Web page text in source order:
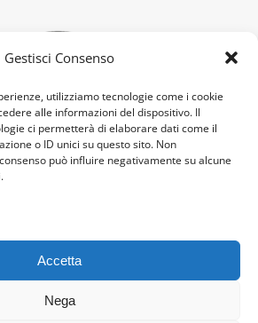
Gestisci Consenso
utilizziamo tecnologie come i cookie
alle informazioni del dispositivo. Il
ci permetterà di elaborare dati come il
o ID unici su questo sito. Non
può influire negativamente su alcune
Accetta
Nega
portatile, made in Italy
2026 |Cookie Policy